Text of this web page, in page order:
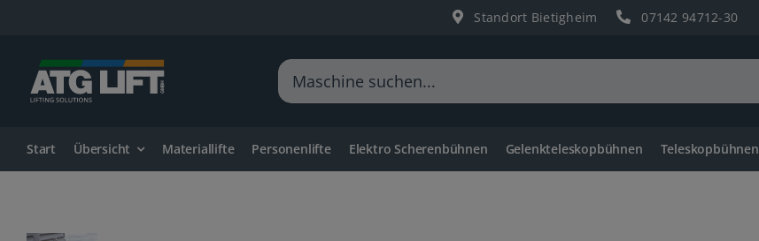
springen
Standort Bietigheim 07142 94712-30
Suche
nach:
Start Übersicht Materiallifte Personenlifte Elektro Scherenbühnen Gelenkteleskopbühnen Teleskopbühnen